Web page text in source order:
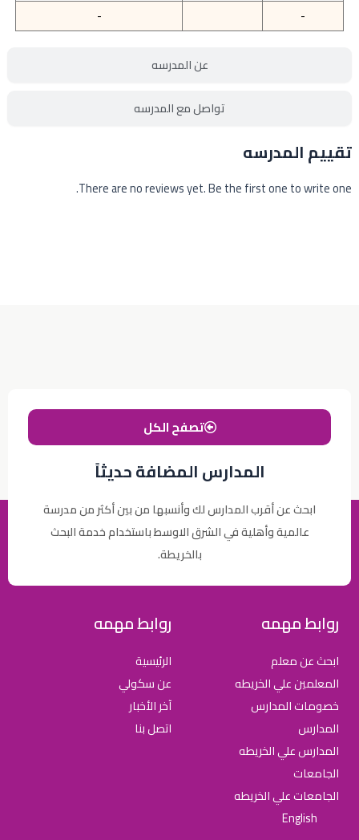
عن المدرسه
تواصل مع المدرسه
-
-
تقييم المدرسه
There are no reviews yet. Be the first one to write one.
المدارس المضافة حديثاً
ابحث عن أقرب المدارس لك وأنسبها من بين أكثر من مدرسة
عالمية وأهلية في الشرق الاوسط باستخدام خدمة البحث
بالخريطة.
تصفح الكل
روابط مهمه
ابحث عن معلم
المعلمين علي الخريطه
خصومات المدارس
المدارس
المدارس علي الخريطه
الجامعات
الجامعات علي الخريطه
English
روابط مهمه
الرئيسية
عن سكولي
آخر الأخبار
اتصل بنا